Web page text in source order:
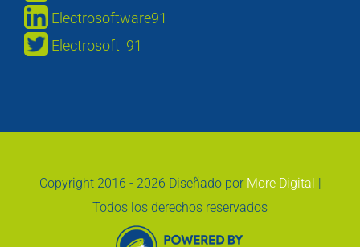
Electrosoftware91
Electrosoft_91
Copyright 2016 - 2026 Diseñado por More Digital |
Todos los derechos reservados